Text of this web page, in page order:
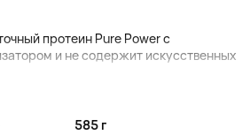
протеин Pure Power с
и не содержит искусственных
585 г